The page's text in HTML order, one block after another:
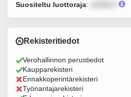
Suositeltu luottoraja:
Rekisteritiedot
Verohallinnon perustiedot
Kaupparekisteri
Ennakkoperintärekisteri
Työnantajarekisteri